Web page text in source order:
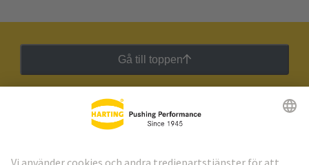
Gå till toppen
HARTING:s nyhetsbrev